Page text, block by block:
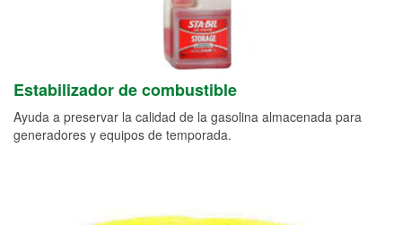
Estabilizador de combustible
Ayuda a preservar la calidad de la gasolina almacenada para
generadores y equipos de temporada.